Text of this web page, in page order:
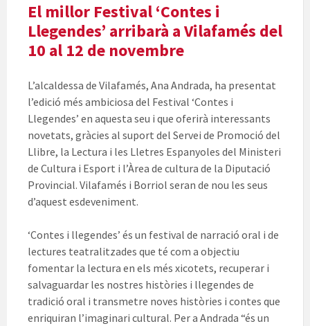
El millor Festival ‘Contes i
Llegendes’ arribarà a Vilafamés del
10 al 12 de novembre
L’alcaldessa de Vilafamés, Ana Andrada, ha presentat
l’edició més ambiciosa del Festival ‘Contes i
Llegendes’ en aquesta seu i que oferirà interessants
novetats, gràcies al suport del Servei de Promoció del
Llibre, la Lectura i les Lletres Espanyoles del Ministeri
de Cultura i Esport i l’Àrea de cultura de la Diputació
Provincial. Vilafamés i Borriol seran de nou les seus
d’aquest esdeveniment.
‘Contes i llegendes’ és un festival de narració oral i de
lectures teatralitzades que té com a objectiu
fomentar la lectura en els més xicotets, recuperar i
salvaguardar les nostres històries i llegendes de
tradició oral i transmetre noves històries i contes que
enriquiran l’imaginari cultural. Per a Andrada “és un